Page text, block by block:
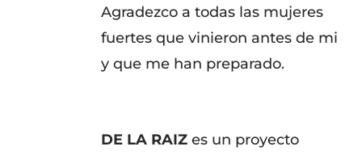
Agradezco a todas las mujeres
fuertes que vinieron antes de mi
y que me han preparado.
DE LA RAIZ es un proyecto